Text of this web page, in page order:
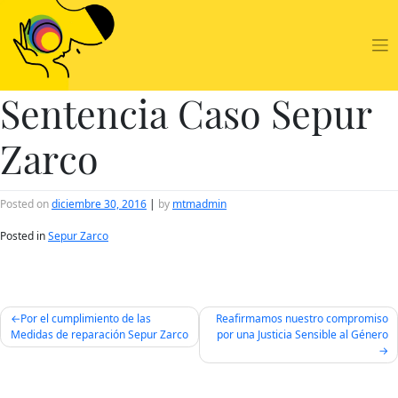
content
Sentencia Caso Sepur
Zarco
Posted ondiciembre 30, 2016 | by mtmadmin
Posted inSepur Zarco
Navegación
de
Por el cumplimiento de las
Medidas de reparación Sepur Zarco
Reafirmamos nuestro compromiso
por una Justicia Sensible al Género